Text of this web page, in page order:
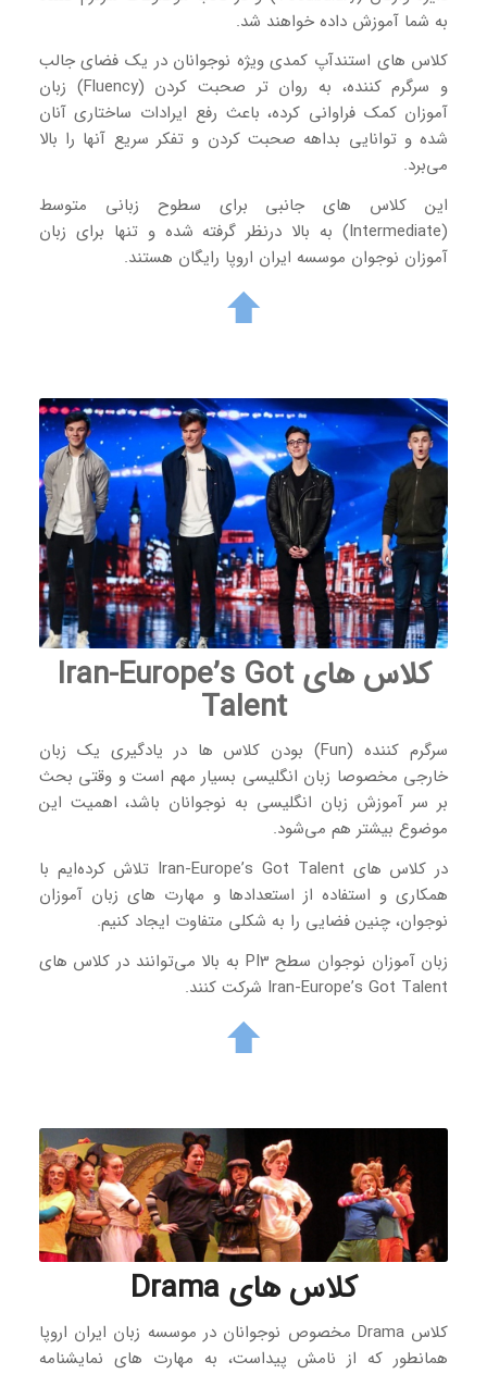
به شما آموزش داده خواهند شد.
کلاس های استندآپ کمدی ویژه نوجوانان در یک فضای جالب
و سرگرم کننده، به روان تر صحبت کردن (Fluency) زبان
آموزان کمک فراوانی کرده، باعث رفع ایرادات ساختاری آنان
شده و توانایی بداهه صحبت کردن و تفکر سریع آنها را بالا
می‌برد.
این کلاس‌ های جانبی برای سطوح زبانی متوسط
(Intermediate) به بالا درنظر گرفته شده و تنها برای زبان
آموزان نوجوان موسسه ایران اروپا رایگان هستند.
کلاس‌ های Iran-Europe’s Got
Talent
سرگرم کننده (Fun) بودن کلاس ها در یادگیری یک زبان
خارجی مخصوصا زبان انگلیسی بسیار مهم است و وقتی بحث
بر سر آموزش زبان انگلیسی به نوجوانان باشد، اهمیت این
موضوع بیشتر هم می‌شود.
در کلاس های Iran-Europe’s Got Talent تلاش کرده‌ایم با
همکاری و استفاده از استعدادها و مهارت های زبان آموزان
نوجوان، چنین فضایی را به شکلی متفاوت ایجاد کنیم.
زبان آموزان نوجوان سطح PI3 به بالا می‌توانند در کلاس های
Iran-Europe’s Got Talent شرکت کنند.
کلاس‌ های Drama
کلاس Drama مخصوص نوجوانان در موسسه زبان ایران اروپا
همانطور که از نامش پیداست، به مهارت های نمایشنامه